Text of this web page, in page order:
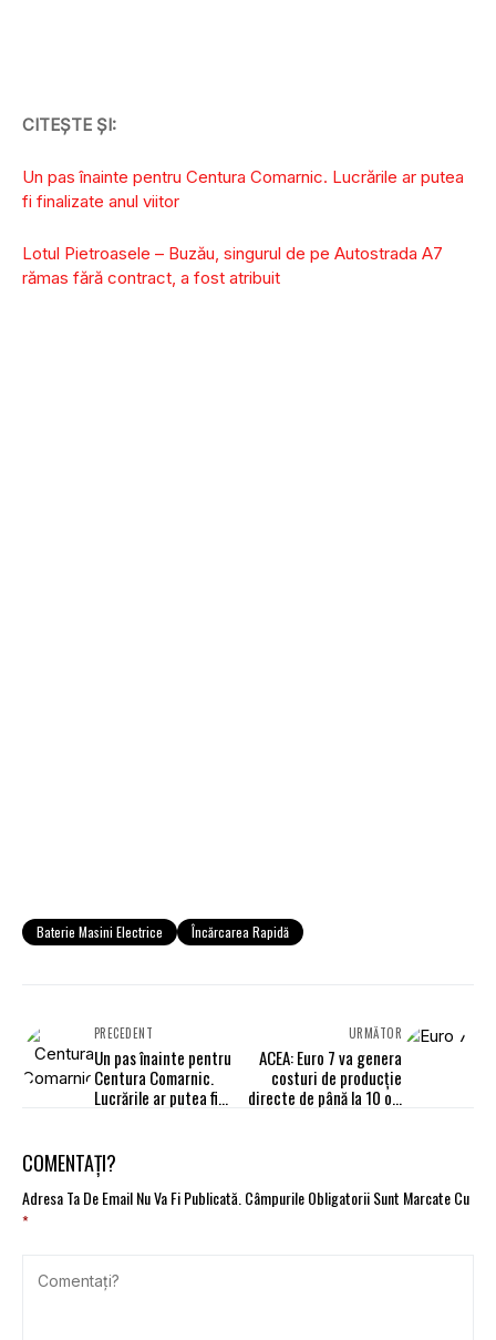
CITEȘTE ȘI:
Un pas înainte pentru Centura Comarnic. Lucrările ar putea
fi finalizate anul viitor
Lotul Pietroasele – Buzău, singurul de pe Autostrada A7
rămas fără contract, a fost atribuit
Baterie Masini Electrice Încărcarea Rapidă
PRECEDENT
Un pas înainte pentru
Centura Comarnic.
Lucrările ar putea fi
URMĂTOR
ACEA: Euro 7 va genera
costuri de producție
directe de până la 10 ori
COMENTAȚI?
Adresa Ta De Email Nu Va Fi Publicată. Câmpurile Obligatorii Sunt Marcate Cu
*